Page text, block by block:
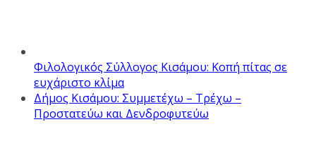
Φιλολογικός Σύλλογος Κισάμου: Κοπή πίτας σε
ευχάριστο κλίμα
Δήμος Κισάμου: Συμμετέχω – Τρέχω –
Προστατεύω και Δενδροφυτεύω